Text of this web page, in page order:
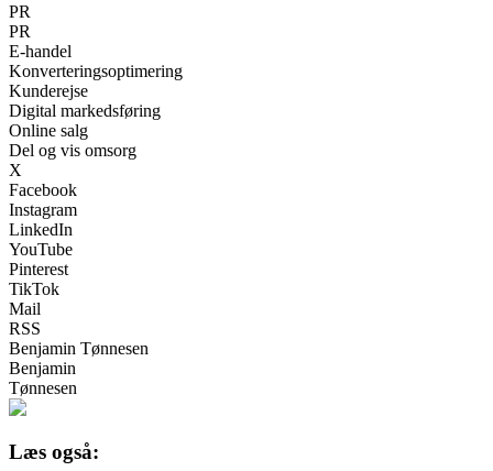
PR
PR
E-handel
Konverteringsoptimering
Kunderejse
Digital markedsføring
Online salg
Del og vis omsorg
X
Facebook
Instagram
LinkedIn
YouTube
Pinterest
TikTok
Mail
RSS
Benjamin Tønnesen
Benjamin
Tønnesen
Læs også: